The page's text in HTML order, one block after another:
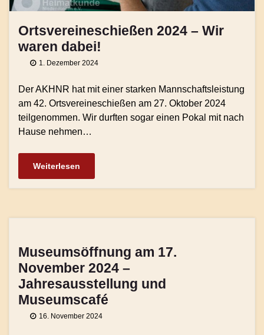
Ortsvereineschießen 2024 – Wir
waren dabei!
1. Dezember 2024
Der AKHNR hat mit einer starken Mannschaftsleistung
am 42. Ortsvereineschießen am 27. Oktober 2024
teilgenommen. Wir durften sogar einen Pokal mit nach
Hause nehmen…
Weiterlesen
Museumsöffnung am 17.
November 2024 –
Jahresausstellung und
Museumscafé
16. November 2024